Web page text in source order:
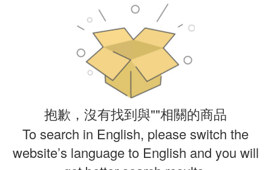
抱歉，沒有找到與""相關的商品
To search in English, please switch the
website’s language to English and you will